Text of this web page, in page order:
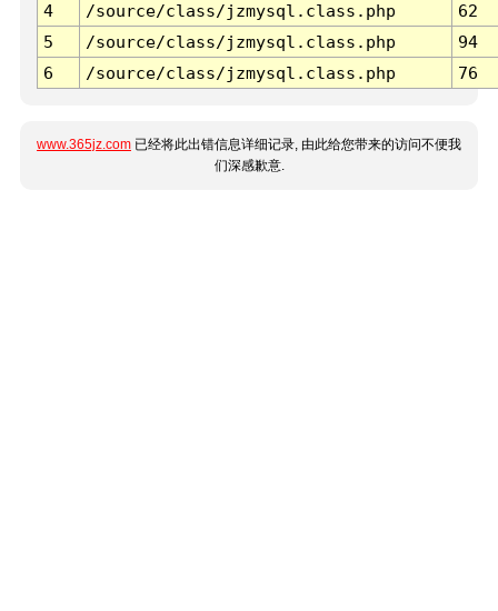
4
/source/class/jzmysql.class.php
62
5
/source/class/jzmysql.class.php
94
6
/source/class/jzmysql.class.php 76
www.365jz.com 已经将此出错信息详细记录, 由此给您带来的访问不便我
们深感歉意.